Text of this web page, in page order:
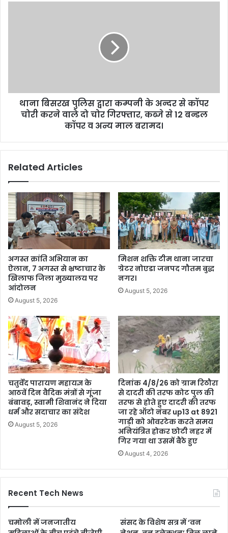
थाना बिसरख पुलिस द्वारा कम्पनी के अन्दर से कॉपर
चोरी करने वाले दो चोर गिरफ्तार, कब्जे से 12 बन्डल
कॉपर व अन्य माल बरामद।
Related Articles
अगस्त क्रांति अभियान का
ऐलान, 7 अगस्त से भ्रष्टाचार के
खिलाफ जिला मुख्यालय पर
आंदोलन
August 5, 2026
मिशन शक्ति टीम थाना जारचा
ग्रेटर नोएडा जनपद गौतम बुद्ध
नगर।
August 5, 2026
चतुर्वेद पारायण महायज्ञ के
आठवें दिन वैदिक मंत्रों से गूंजा
बंबावड़, स्वामी शिवानंद ने दिया
धर्म और सदाचार का संदेश
August 5, 2026
दिनांक 4/8/26 को ग्राम रिठौरा
से दादरी की तरफ कोट पुल की
तरफ से होते हुए दादरी की तरफ
जा रहे ऑटो नंबर up13 at 8921
गाड़ी को ओवरटेक करते समय
अनियंत्रित होकर छोटी नहर में
गिर गया था उसमें बैठे हुए
August 4, 2026
Recent Tech News
चमोली में जनजातीय
संसद के विशेष सत्र में ‘वन